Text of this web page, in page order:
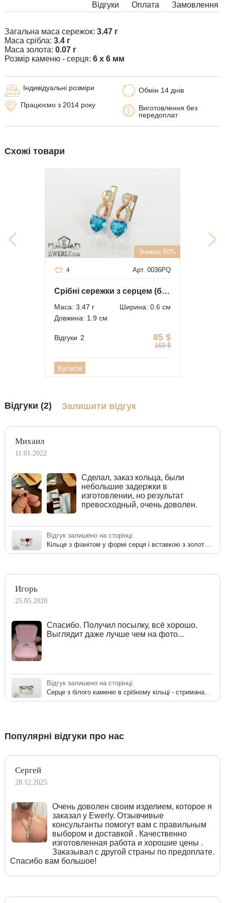
Відгуки Замовлення
Оплата
Загальна маса сережок: 3.47 г
Маса срібла: 3.4 г
Маса золота: 0.07 г
Розмір каменю - серця: 6 х 6 мм
Обмін 14 днів
Виготовлення без
передоплат
Індивідуальні розміри
Працюємо з 2014 року
Схожі товари
Знижка 50%
Арт. 0036PQ
4
Срібні сережки з серцем (блакитний камінь)
Маса: 3.47 г
Ширина: 0.6 см
Довжина: 1.9 см
85 $
169 $
Відгуки 2
Купити
Відгуки (2) Залишити відгук
Михаил
11.01.2022
Сделал, заказ кольца, были
небольшие задержки в
изготовлении, но результат
превосходный, очень доволен.
Відгук залишено на сторінці:
Игорь
25.05.2020
Спасибо. Получил посылку, всё хорошо.
Выглядит даже лучше чем на фото...
Відгук залишено на сторінці:
Популярні відгуки про нас
Сергей
28.12.2025
Очень доволен своим изделием, которое я
заказал у Ewerly. Отзывчивые
консультанты помогут вам с правильным
выбором и доставкой . Качественно
изготовленная работа и хорошие цены .
Заказывал с другой страны по предоплате.
Спасибо вам большое!